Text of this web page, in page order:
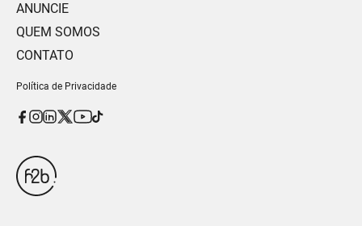
ANUNCIE
QUEM SOMOS
CONTATO
Política de Privacidade